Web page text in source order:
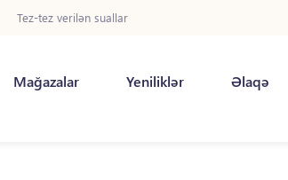
Tez-tez verilən suallar
Mağazalar Yeniliklər Əlaqə